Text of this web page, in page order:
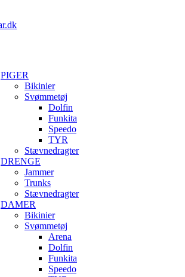
PIGER
Bikinier
Svømmetøj
Dolfin
Funkita
Speedo
TYR
Stævnedragter
DRENGE
Jammer
Trunks
Stævnedragter
DAMER
Bikinier
Svømmetøj
Arena
Dolfin
Funkita
Speedo